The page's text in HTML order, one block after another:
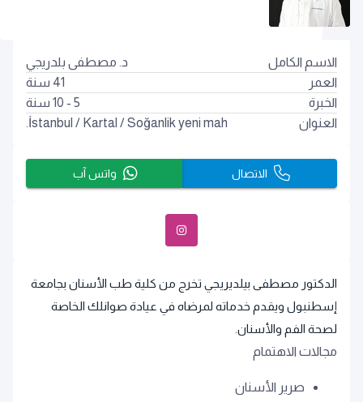
الدكتور مصطفى بيلديريجي تخرج من كلية طب الأسنان بجامعة
إسطنبول ويقدم خدماته لمرضاه في عيادة صوانلك الخاصة
لصحة الفم والأسنان.
مجالات الاهتمام
صرير الأسنان
الاسم الكامل
د. مصطفى بلدريجي
العمر
41 سنة
الخبرة
5 - 10 سنة
العنوان
İstanbul / Kartal /Soğanlik yeni mah.
الاتصال واتس آب